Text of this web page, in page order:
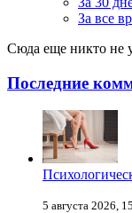
За все
Сюда еще никто не
Последние
5 августа 2026,